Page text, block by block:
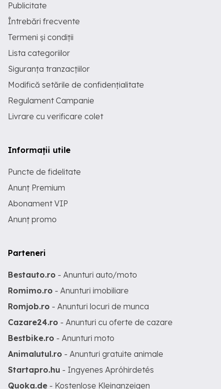
Publicitate
Întrebări frecvente
Termeni și condiții
Lista categoriilor
Siguranța tranzacțiilor
Modifică setările de confidențialitate
Regulament Campanie
Livrare cu verificare colet
Informații utile
Puncte de fidelitate
Anunț Premium
Abonament VIP
Anunț promo
Parteneri
Bestauto.ro - Anunturi auto/moto
Romimo.ro - Anunturi imobiliare
Romjob.ro - Anunturi locuri de munca
Cazare24.ro - Anunturi cu oferte de cazare
Bestbike.ro - Anunturi moto
Animalutul.ro - Anunturi gratuite animale
Startapro.hu - Ingyenes Apróhirdetés
Quoka.de - Kostenlose Kleinanzeigen